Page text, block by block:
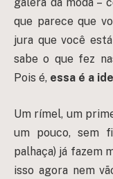
que parece que
jura que você
sabe o que fez
Pois é, essa é a
Um rímel, um
um pouco, sem
palhaça) já fazem
isso agora nem